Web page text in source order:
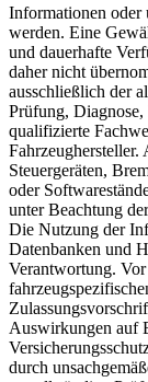
Informationen oder
werden. Eine
und dauerhafte
daher nicht
ausschließlich der
Prüfung, Diagnose,
qualifizierte
Fahrzeughersteller.
Steuergeräten,
oder
unter Beachtung
Die Nutzung der
Datenbanken und
Verantwortung.
Auswirkungen auf
durch